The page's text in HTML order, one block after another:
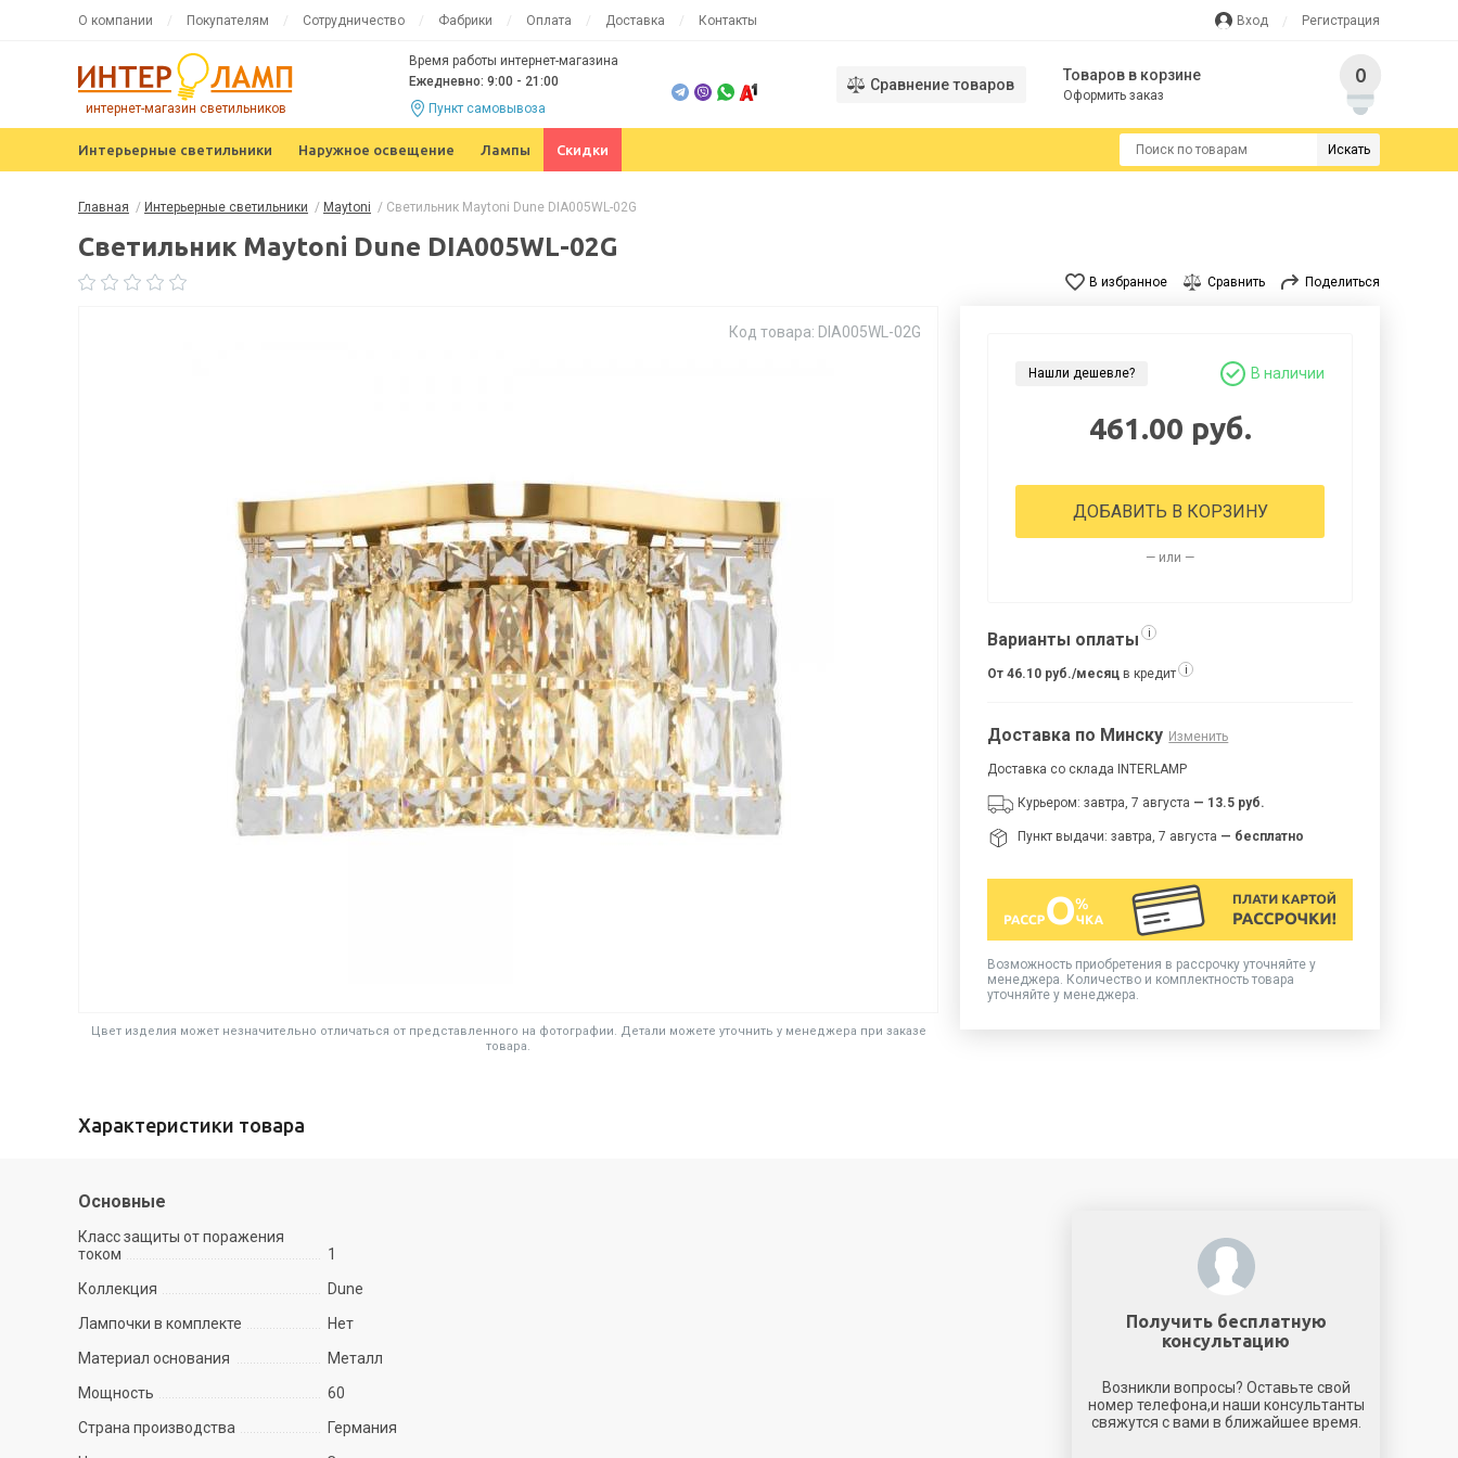
О компании Покупателям Сотрудничество Фабрики Оплата Доставка Контакты Вход Регистрация
интернет-магазин светильников
Время работы интернет-магазина
Ежедневно: 9:00 - 21:00
Пункт самовывоза
Сравнение товаров
Товаров в корзине
Оформить заказ
0
Интерьерные светильники Наружное освещение Лампы Скидки Искать
Главная / Интерьерные светильники / Maytoni / Светильник Maytoni Dune DIA005WL-02G
Светильник Maytoni Dune DIA005WL-02G
В избранное Сравнить Поделиться
Код товара: DIA005WL-02G
Цвет изделия может незначительно отличаться от представленного на фотографии. Детали можете уточнить у менеджера при заказе
товара.
Нашли дешевле? В наличии
461.00 руб.
ДОБАВИТЬ В КОРЗИНУ
— или —
Варианты оплаты i
От 46.10 руб./месяц в кредит i
Доставка по Минску Изменить
Доставка со склада INTERLAMP
Курьером: завтра, 7 августа — 13.5 руб.
Пункт выдачи: завтра, 7 августа — бесплатно
Возможность приобретения в рассрочку уточняйте у
менеджера. Количество и комплектность товара
уточняйте у менеджера.
Характеристики товара
Основные
Класс защиты от поражения
током
1
Коллекция
Dune
Лампочки в комплекте
Нет
Материал основания
Металл
Мощность
60
Страна производства
Германия
Получить бесплатную
консультацию
Возникли вопросы? Оставьте свой
номер телефона,и наши консультанты
свяжутся с вами в ближайшее время.